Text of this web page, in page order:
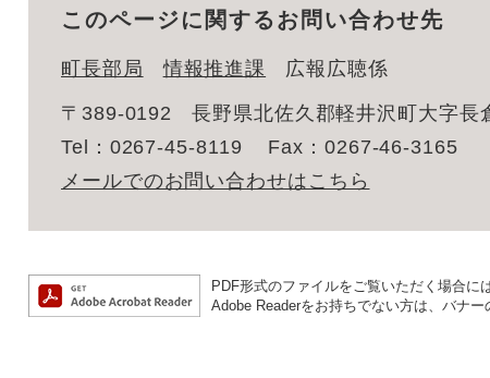
このページに関するお問い合わせ先
町長部局 情報推進課 広報広聴係
〒389-0192
長野県北佐久郡軽井沢町大字長
Tel：0267-45-8119
Fax：0267-46-3165
メールでのお問い合わせはこちら
PDF形式のファイルをご覧いただく場合に
Adobe Readerをお持ちでない方は、バナ